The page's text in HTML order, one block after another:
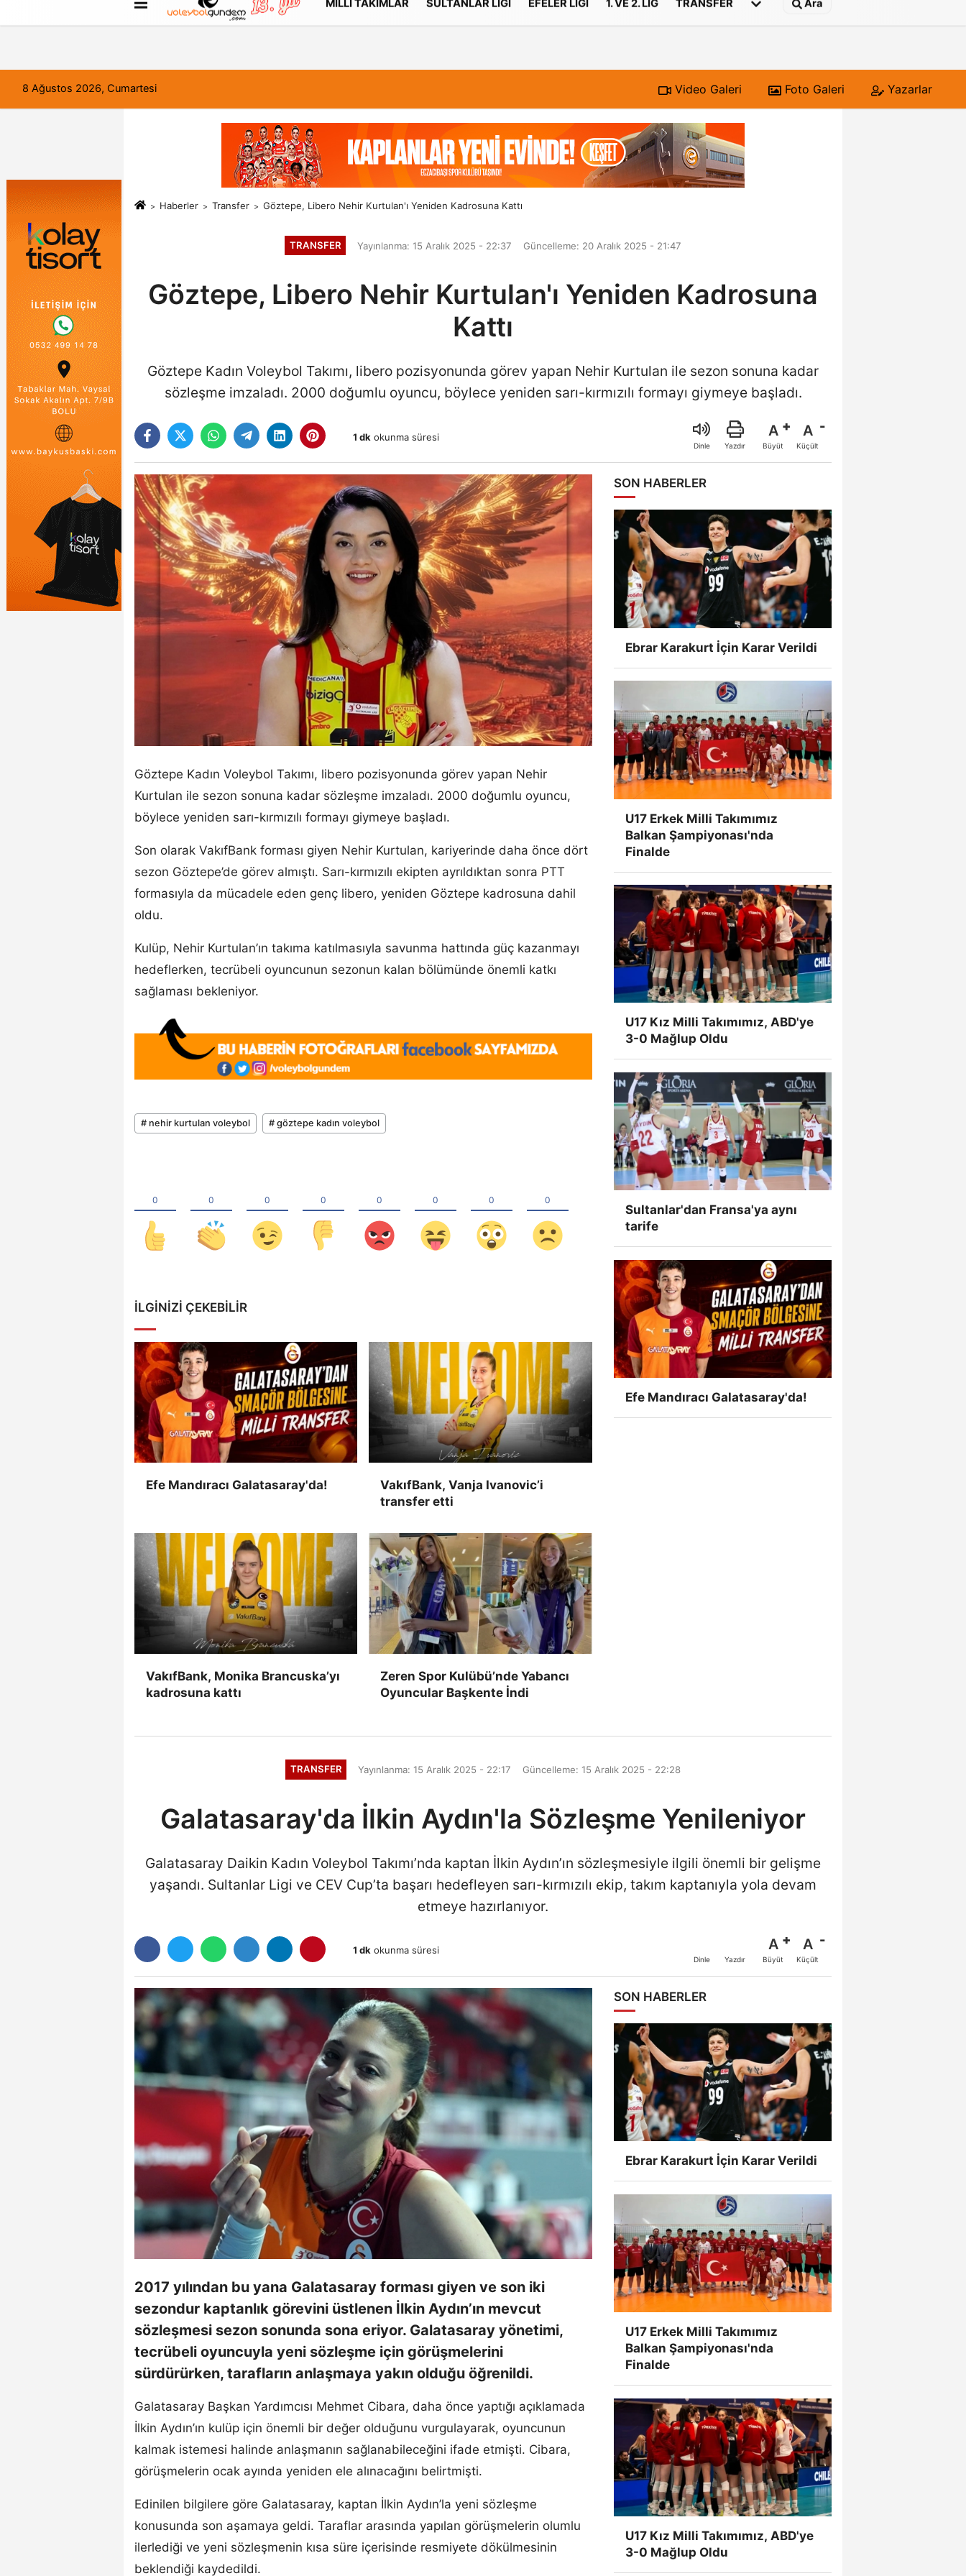
FORUM Haber Gönder Künye
MILLI TAKIMLAR SULTANLAR LIGI EFELER LIGI 1. VE 2. LIG TRANSFER Ara
8 Ağustos 2026, Cumartesi Video Galeri Foto Galeri Yazarlar
Haberler Transfer Göztepe, Libero Nehir Kurtulan'ı Yeniden Kadrosuna Kattı
TRANSFER Yayınlanma: 15 Aralık 2025 - 22:37 Güncelleme: 20 Aralık 2025 - 21:47
Göztepe, Libero Nehir Kurtulan'ı Yeniden Kadrosuna
Kattı
Göztepe Kadın Voleybol Takımı, libero pozisyonunda görev yapan Nehir Kurtulan ile sezon sonuna kadar
sözleşme imzaladı. 2000 doğumlu oyuncu, böylece yeniden sarı-kırmızılı formayı giymeye başladı.
1 dk okunma süresi
Dinle Yazdır
A
Büyüt
A
Küçült
Göztepe Kadın Voleybol Takımı, libero pozisyonunda görev yapan Nehir
Kurtulan ile sezon sonuna kadar sözleşme imzaladı. 2000 doğumlu oyuncu,
böylece yeniden sarı-kırmızılı formayı giymeye başladı.
Son olarak VakıfBank forması giyen Nehir Kurtulan, kariyerinde daha önce dört
sezon Göztepe’de görev almıştı. Sarı-kırmızılı ekipten ayrıldıktan sonra PTT
formasıyla da mücadele eden genç libero, yeniden Göztepe kadrosuna dahil
oldu.
Kulüp, Nehir Kurtulan’ın takıma katılmasıyla savunma hattında güç kazanmayı
hedeflerken, tecrübeli oyuncunun sezonun kalan bölümünde önemli katkı
sağlaması bekleniyor.
# nehir kurtulan voleybol # göztepe kadın voleybol
İLGINIZI ÇEKEBILIR
Efe Mandıracı Galatasaray'da!
VakıfBank, Vanja Ivanovic’i
transfer etti
VakıfBank, Monika Brancuska’yı
kadrosuna kattı
Zeren Spor Kulübü’nde Yabancı
Oyuncular Başkente İndi
SON HABERLER
Ebrar Karakurt İçin Karar Verildi
U17 Erkek Milli Takımımız
Balkan Şampiyonası'nda
Finalde
U17 Kız Milli Takımımız, ABD'ye
3-0 Mağlup Oldu
Sultanlar'dan Fransa'ya aynı
tarife
Efe Mandıracı Galatasaray'da!
TRANSFER Yayınlanma: 15 Aralık 2025 - 22:17 Güncelleme: 15 Aralık 2025 - 22:28
Galatasaray'da İlkin Aydın'la Sözleşme Yenileniyor
Galatasaray Daikin Kadın Voleybol Takımı’nda kaptan İlkin Aydın’ın sözleşmesiyle ilgili önemli bir gelişme
yaşandı. Sultanlar Ligi ve CEV Cup’ta başarı hedefleyen sarı-kırmızılı ekip, takım kaptanıyla yola devam
etmeye hazırlanıyor.
1 dk okunma süresi
Dinle Yazdır
A
Büyüt
A
Küçült
2017 yılından bu yana Galatasaray forması giyen ve son iki
sezondur kaptanlık görevini üstlenen İlkin Aydın’ın mevcut
sözleşmesi sezon sonunda sona eriyor. Galatasaray yönetimi,
tecrübeli oyuncuyla yeni sözleşme için görüşmelerini
sürdürürken, tarafların anlaşmaya yakın olduğu öğrenildi.
Galatasaray Başkan Yardımcısı Mehmet Cibara, daha önce yaptığı açıklamada
İlkin Aydın’ın kulüp için önemli bir değer olduğunu vurgulayarak, oyuncunun
kalmak istemesi halinde anlaşmanın sağlanabileceğini ifade etmişti. Cibara,
görüşmelerin ocak ayında yeniden ele alınacağını belirtmişti.
Edinilen bilgilere göre Galatasaray, kaptan İlkin Aydın’la yeni sözleşme
konusunda son aşamaya geldi. Taraflar arasında yapılan görüşmelerin olumlu
ilerlediği ve yeni sözleşmenin kısa süre içerisinde resmiyete dökülmesinin
beklendiği kaydedildi.
SON HABERLER
Ebrar Karakurt İçin Karar Verildi
U17 Erkek Milli Takımımız
Balkan Şampiyonası'nda
Finalde
U17 Kız Milli Takımımız, ABD'ye
3-0 Mağlup Oldu